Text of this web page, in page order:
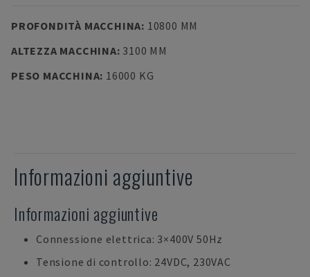
PROFONDITÀ MACCHINA: 10800 MM
ALTEZZA MACCHINA: 3100 MM
PESO MACCHINA: 16000 KG
Informazioni aggiuntive
Informazioni aggiuntive
Connessione elettrica: 3×400V 50Hz
Tensione di controllo: 24VDC, 230VAC